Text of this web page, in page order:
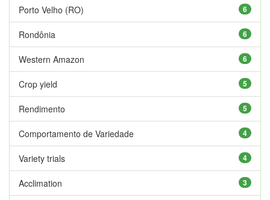
6
Porto Velho (RO)
6
Rondônia
6
Western Amazon
5
Crop yield
5
Rendimento
4
Comportamento de Variedade
4
Variety trials
3
Acclimation